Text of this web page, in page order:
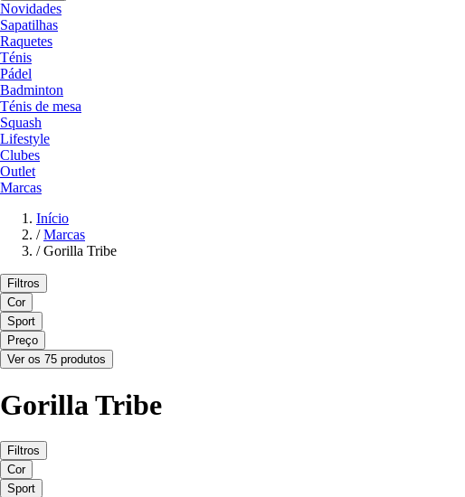
Novidades
Sapatilhas
Raquetes
Ténis
Pádel
Badminton
Ténis de mesa
Squash
Lifestyle
Clubes
Outlet
Marcas
Início
/ Marcas
/ Gorilla Tribe
Filtros
Cor
Sport
Preço
Ver os 75 produtos
Gorilla Tribe
Filtros
Cor
Sport